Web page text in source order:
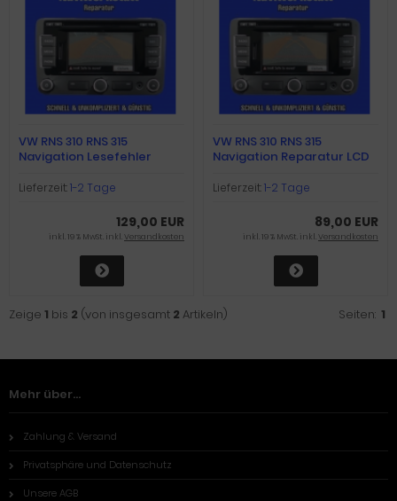
VW RNS 310 RNS 315
Navigation Lesefehler
Touran Golf T5
Lieferzeit:1-2 Tage
129,00 EUR
inkl. 19 % MwSt. inkl.Versandkosten
VW RNS 310 RNS 315
Navigation Reparatur LCD
Lieferzeit:1-2 Tage
89,00 EUR
inkl. 19 % MwSt. inkl.Versandkosten
Zeige 1 bis 2 (von insgesamt 2 Artikeln) Seiten: 1
Mehr über...
Zahlung & Versand
Privatsphäre und Datenschutz
Unsere AGB